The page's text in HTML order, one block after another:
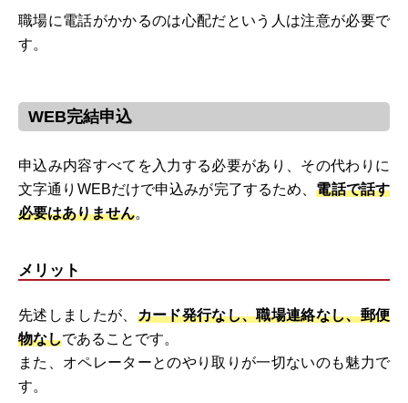
職場に電話がかかるのは心配だという人は注意が必要で
す。
WEB完結申込
申込み内容すべてを入力する必要があり、その代わりに
文字通りWEBだけで申込みが完了するため、電話で話す
必要はありません。
メリット
先述しましたが、 カード発行なし、職場連絡なし、郵便
物なしであることです。
また、オペレーターとのやり取りが一切ないのも魅力で
す。